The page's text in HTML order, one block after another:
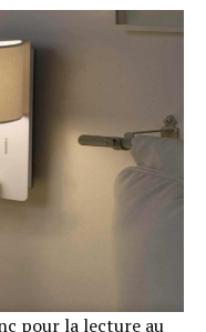
pour la lecture au